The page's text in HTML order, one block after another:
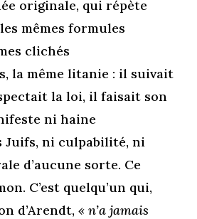
originale, qui répète
mêmes formules
clichés
la même litanie : il suivait
la loi, il faisait son
ni haine
Juifs, ni culpabilité, ni
d’aucune sorte. Ce
C’est quelqu’un qui,
d’Arendt,« n’a jamais